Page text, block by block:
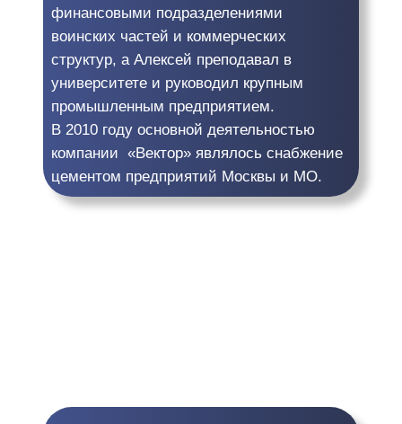
финансовыми подразделениями
воинских частей и коммерческих
структур, а Алексей преподавал в
университете и руководил крупным
промышленным предприятием.
В 2010 году основной деятельностью
компании «Вектор» являлось снабжение
цементом предприятий Москвы и МО.